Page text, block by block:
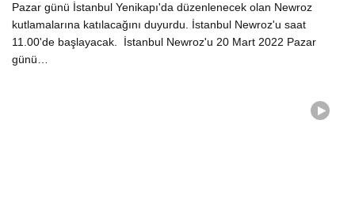
Pazar günü İstanbul Yenikapı'da düzenlenecek olan Newroz
kutlamalarına katılacağını duyurdu. İstanbul Newroz'u saat
11.00'de başlayacak. İstanbul Newroz'u 20 Mart 2022 Pazar
günü…